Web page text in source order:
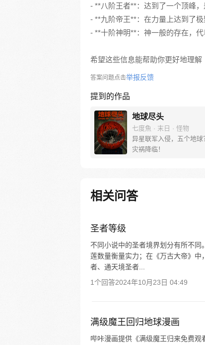
- **八阶王者**：达到了一个顶峰，
- **九阶帝王**：在力量上达到了极
- **十阶神明**：神一般的存在，代
希望这些信息能帮助你更好地理解
答案问题点击举报反馈
提到的作品
地球尽头
七度魚 · 末日 · 怪物
异星联军入侵，五个地球
灾祸降临！
相关问答
圣者等级
不同小说中的圣者境界划分有所不
莲数量衡量实力；在《万古大帝》
者、通天境圣者...
1个回答2024年10月23日 04:49
满级魔王回归地球漫画
哔咔漫画提供《满级魔王归来免费观